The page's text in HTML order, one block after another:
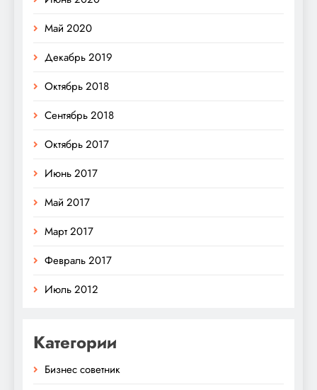
Май 2020
Декабрь 2019
Октябрь 2018
Сентябрь 2018
Октябрь 2017
Июнь 2017
Май 2017
Март 2017
Февраль 2017
Июль 2012
Категории
Бизнес советник